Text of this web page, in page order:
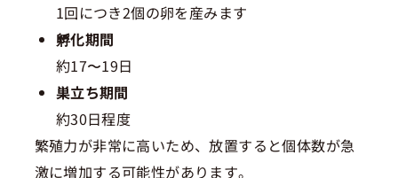
1回につき2個の卵を産みます
孵化期間
約17〜19日
巣立ち期間
約30日程度
繁殖力が非常に高いため、放置すると個体数が急
激に増加する可能性があります。